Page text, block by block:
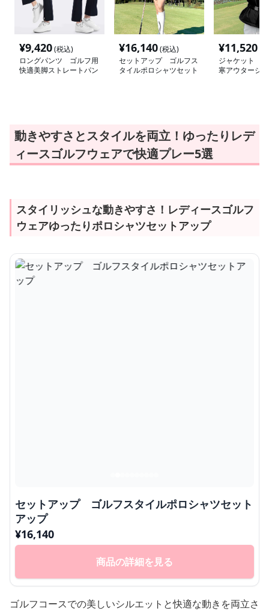
¥9,420(税込)
ロングパンツ ゴルフ用
快適美脚ストレートパン
¥16,140(税込)
セットアップ ゴルフス
タイルポロシャツセット
¥11,520
ジャケット
寒アウタージ
動きやすさとスタイルを両立！ゆったりレデ
ィースゴルフウェアで快適プレー5選
スタイリッシュな動きやすさ！レディースゴルフ
ウェアゆったりポロシャツセットアップ
セットアップ ゴルフスタイルポロシャツセット
アップ
¥16,140
商品の詳細を見る
ゴルフコースでの美しいシルエットと快適な動きを両立さ